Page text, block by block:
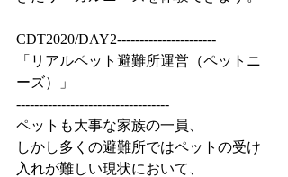
CDT2020/DAY2----------------------
「リアルペット避難所運営（ペットニ
ーズ）」
----------------------------------
ペットも大事な家族の一員、
しかし多くの避難所ではペットの受け
入れが難しい現状において、